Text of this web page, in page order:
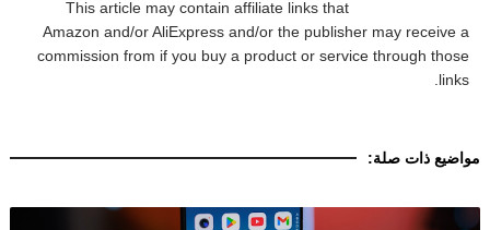
This article may contain affiliate links that
Amazon and/or AliExpress and/or the publisher may receive a
commission from if you buy a product or service through those
links.
مواضيع ذات صلة: